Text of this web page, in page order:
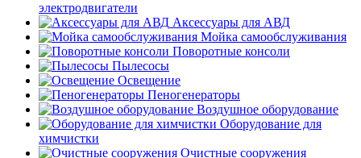
электродвигатели
Аксессуары для АВД
Мойка самообслуживания
Поворотные консоли
Пылесосы
Освещение
Пеногенераторы
Воздушное оборудование
Оборудование для
химчистки
Очистные сооружения